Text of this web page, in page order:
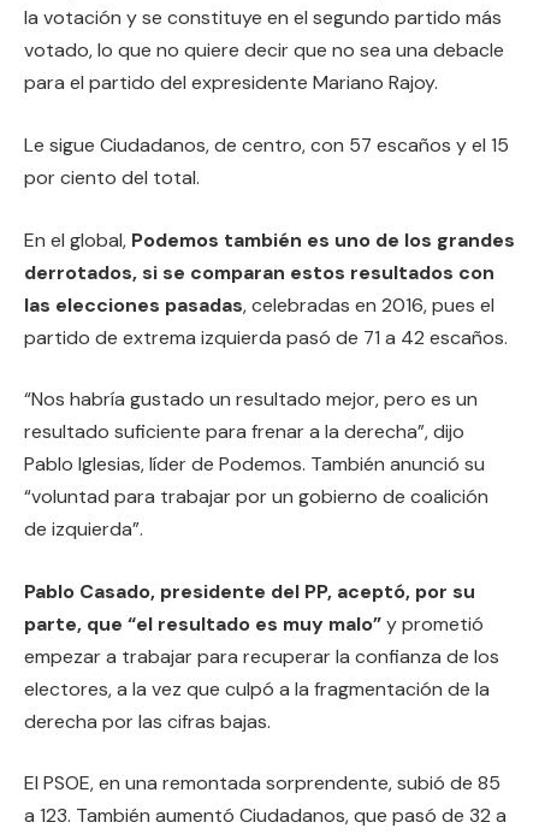
la votación y se constituye en el segundo partido más
votado, lo que no quiere decir que no sea una debacle
para el partido del expresidente Mariano Rajoy.
Le sigue Ciudadanos, de centro, con 57 escaños y el 15
por ciento del total.
En el global, Podemos también es uno de los grandes
derrotados, si se comparan estos resultados con
las elecciones pasadas, celebradas en 2016, pues el
partido de extrema izquierda pasó de 71 a 42 escaños.
“Nos habría gustado un resultado mejor, pero es un
resultado suficiente para frenar a la derecha”, dijo
Pablo Iglesias, líder de Podemos. También anunció su
“voluntad para trabajar por un gobierno de coalición
de izquierda”.
Pablo Casado, presidente del PP, aceptó, por su
parte, que “el resultado es muy malo”y prometió
empezar a trabajar para recuperar la confianza de los
electores, a la vez que culpó a la fragmentación de la
derecha por las cifras bajas.
El PSOE, en una remontada sorprendente, subió de 85
a 123. También aumentó Ciudadanos, que pasó de 32 a